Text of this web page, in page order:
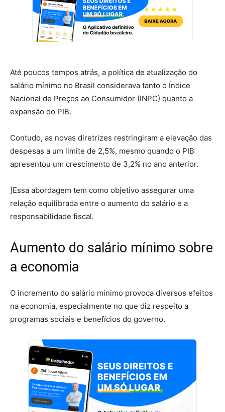
Até poucos tempos atrás, a política de atualização do
salário mínimo no Brasil considerava tanto o Índice
Nacional de Preços ao Consumidor (INPC) quanto a
expansão do PIB.
Contudo, as novas diretrizes restringiram a elevação das
despesas a um limite de 2,5%, mesmo quando o PIB
apresentou um crescimento de 3,2% no ano anterior.
]Essa abordagem tem como objetivo assegurar uma
relação equilibrada entre o aumento do salário e a
responsabilidade fiscal.
Aumento do salário mínimo sobre
a economia
O incremento do salário mínimo provoca diversos efeitos
na economia, especialmente no que diz respeito a
programas sociais e benefícios do governo.